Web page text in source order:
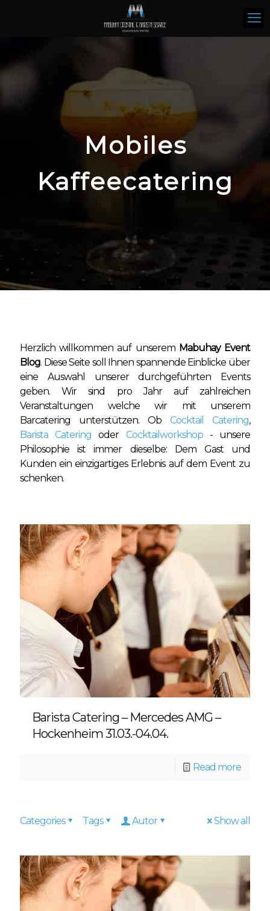
Mobiles
Kaffeecatering
Herzlich willkommen auf unserem Mabuhay Event
Blog. Diese Seite soll Ihnen spannende Einblicke über
eine Auswahl unserer durchgeführten Events
geben. Wir sind pro Jahr auf zahlreichen
Veranstaltungen welche wir mit unserem
Barcatering unterstützen. Ob Cocktail Catering,
Barista Catering oder Cocktailworkshop- unsere
Philosophie ist immer dieselbe: Dem Gast und
Kunden ein einzigartiges Erlebnis auf dem Event zu
schenken.
Barista Catering – Mercedes AMG –
Hockenheim 31.03.-04.04.
Read more
Categories Tags Autor Show all